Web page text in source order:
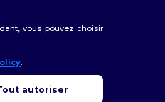
vous pouvez choisir
.
autoriser
vous pouvez nous
pour vous aider.